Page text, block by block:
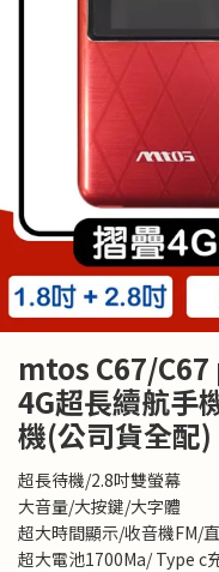
mtos C67/
4G超長續航手
機(公司貨全配)
超長待機/2.8吋雙螢幕
大音量/大按鍵/大字體
超大時間顯示/收音機FM/
超大電池1700Ma/ Type c